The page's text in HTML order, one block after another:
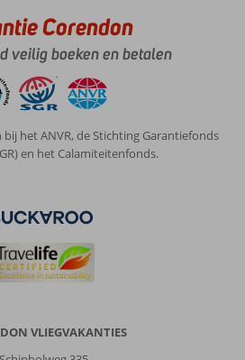
Corendon
veilig boeken en betalen
het ANVR, de Stichting Garantiefonds
en het Calamiteitenfonds.
VLIEGVAKANTIES